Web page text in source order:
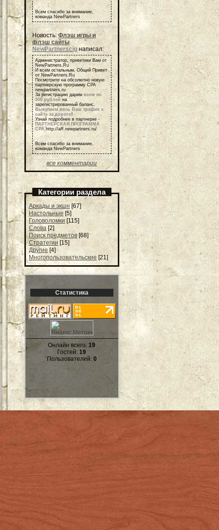
Всем спасибо за внимание,
команда NewPartners
Новость:Флэш игры и
флэш сайты
NewPartnerscigнаписал:
Администратор, приветики Вам от
NewPartners.Ru
И всем остальным, Общий Привет
от NewPartners.Ru
Посмотрите на обсолютно новую
партнерскую программу СРА
newpartners.ru
За регистрацию дарим всем по
500 рублей на
зарегистрированный баланс.
Выкупаем весь Ваш трафик с
сайта за дорого!
Узнай подробнее в партнерке -
ПАРТНЕРСКАЯ ПРОГРАММА
СРА http://aff.newpartners.ru/
Всем спасибо за внимание,
команда NewPartners
все комментарии
Категории раздела
Аркады и экшн [67]
Настольные [5]
Головоломки [115]
Слова [2]
Поиск предметов [68]
Стратегии [15]
Другие [4]
Многопользовательские [21]
Статистика
Онлайн всего:19
Гостей:19
Пользователей: 0